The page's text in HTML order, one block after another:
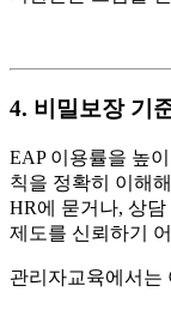
4. 비밀보장 기
EAP 이용률을 높
칙을 정확히 이해
HR에 묻거나, 상
제도를 신뢰하기
관리자교육에서는